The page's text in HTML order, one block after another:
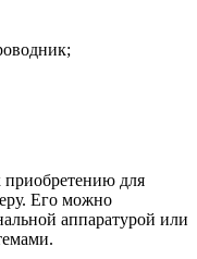
приобретению для
Его можно
аппаратурой или